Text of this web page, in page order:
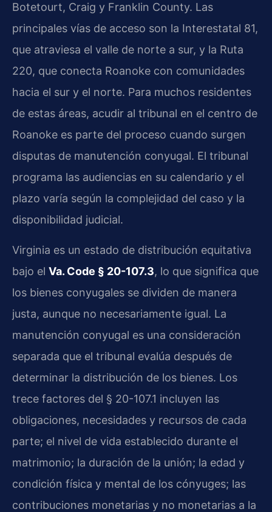
Botetourt, Craig y Franklin County. Las
principales vías de acceso son la Interestatal 81,
que atraviesa el valle de norte a sur, y la Ruta
220, que conecta Roanoke con comunidades
hacia el sur y el norte. Para muchos residentes
de estas áreas, acudir al tribunal en el centro de
Roanoke es parte del proceso cuando surgen
disputas de manutención conyugal. El tribunal
programa las audiencias en su calendario y el
plazo varía según la complejidad del caso y la
disponibilidad judicial.
Virginia es un estado de distribución equitativa
bajo el Va. Code § 20-107.3, lo que significa que
los bienes conyugales se dividen de manera
justa, aunque no necesariamente igual. La
manutención conyugal es una consideración
separada que el tribunal evalúa después de
determinar la distribución de los bienes. Los
trece factores del § 20-107.1 incluyen las
obligaciones, necesidades y recursos de cada
parte; el nivel de vida establecido durante el
matrimonio; la duración de la unión; la edad y
condición física y mental de los cónyuges; las
contribuciones monetarias y no monetarias a la